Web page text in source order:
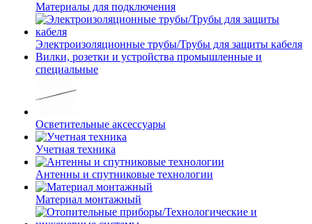
Материалы для подключения
Электроизоляционные трубы/Трубы для защиты кабеля
Вилки, розетки и устройства промышленные и
специальные
Осветительные аксессуары
Учетная техника
Антенны и спутниковые технологии
Материал монтажный